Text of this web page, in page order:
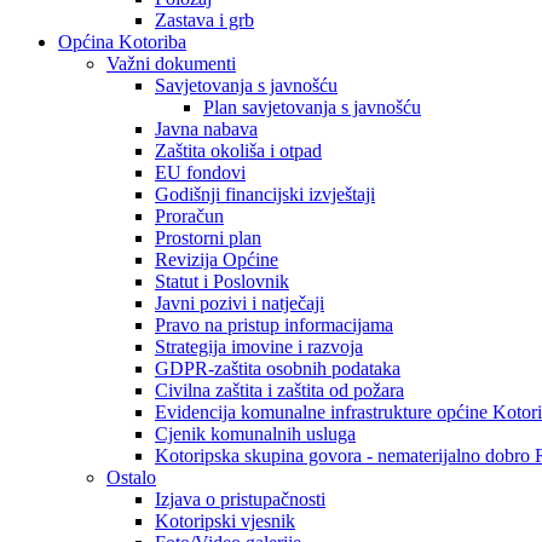
Zastava i grb
Općina Kotoriba
Važni dokumenti
Savjetovanja s javnošću
Plan savjetovanja s javnošću
Javna nabava
Zaštita okoliša i otpad
EU fondovi
Godišnji financijski izvještaji
Proračun
Prostorni plan
Revizija Općine
Statut i Poslovnik
Javni pozivi i natječaji
Pravo na pristup informacijama
Strategija imovine i razvoja
GDPR-zaštita osobnih podataka
Civilna zaštita i zaštita od požara
Evidencija komunalne infrastrukture općine
Cjenik komunalnih usluga
Kotoripska skupina govora - nematerijalno dobro
Ostalo
Izjava o pristupačnosti
Kotoripski vjesnik